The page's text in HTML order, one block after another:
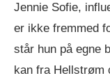
Jennie Sofie,
er ikke fremmed
står hun på egne
kan fra Hellstrøm